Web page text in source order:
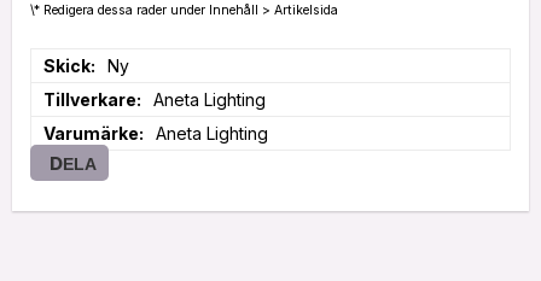
\* Redigera dessa rader under Innehåll > Artikelsida
Skick
Ny
Tillverkare
Aneta Lighting
Varumärke
Aneta Lighting
DELA